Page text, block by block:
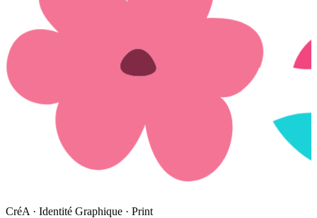
CréA · Identité Graphique · Print